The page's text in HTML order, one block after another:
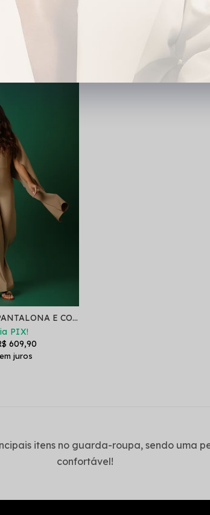
CONJUNTO MACACÃO PANTALONA E COLETE REMOVÍVEL SENSE COOKIE
PIX!
609,90
itens no guarda-roupa, sendo uma
confortável!